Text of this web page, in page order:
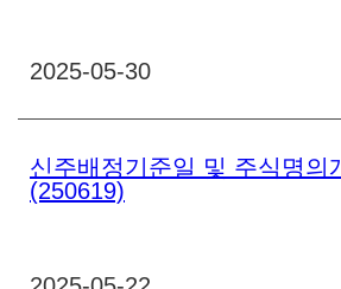
2025-05-30
신주배정기준일 및 주식명의
(250619)